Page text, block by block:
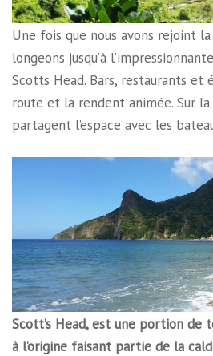
Une fois que nous avons rejoint
longeons jusqu’à
Scotts Head. Bars, restaurants et
route et la rendent animée. Sur
partagent l’espace avec les
Scott’s Head, est une portion de
à l’origine faisant partie de la